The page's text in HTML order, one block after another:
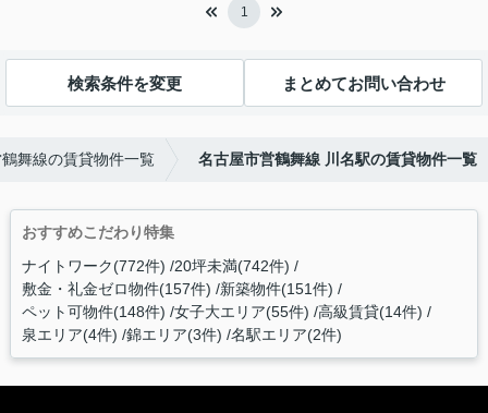
1
検索条件を変更 まとめてお問い合わせ
舞線の賃貸物件一覧 名古屋市営鶴舞線 川名駅の賃貸物件一覧
おすすめこだわり特集
ナイトワーク(772件) 20坪未満(742件)
敷金・礼金ゼロ物件(157件) 新築物件(151件)
ペット可物件(148件) 女子大エリア(55件) 高級賃貸(14件)
泉エリア(4件) 錦エリア(3件) 名駅エリア(2件)